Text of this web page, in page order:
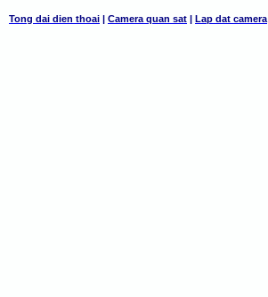
Tong dai dien thoai | Camera quan sat | Lap dat camera